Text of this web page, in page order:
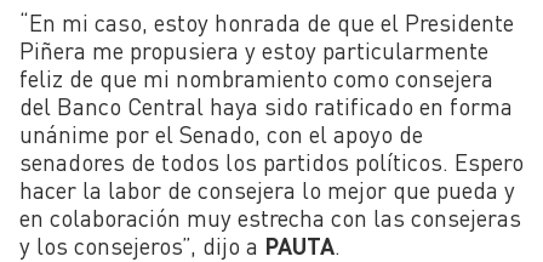
“En mi caso, estoy honrada de que el Presidente
Piñera me propusiera y estoy particularmente
feliz de que mi nombramiento como consejera
del Banco Central haya sido ratificado en forma
unánime por el Senado, con el apoyo de
senadores de todos los partidos políticos. Espero
hacer la labor de consejera lo mejor que pueda y
en colaboración muy estrecha con las consejeras
y los consejeros”, dijo a PAUTA.